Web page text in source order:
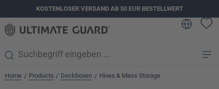
springenKOSTENLOSER VERSAND AB 50 EUR BESTELLWERT
Home / Products / Deckboxen / Hives & Mass Storage